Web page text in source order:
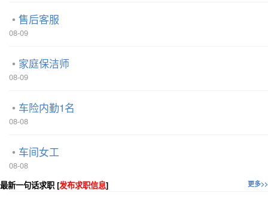
售后客服
08-09
家庭保洁师
08-09
车险内勤1名
08-08
车间女工
08-08
更多>>
最新一句话求职 [发布求职信息]